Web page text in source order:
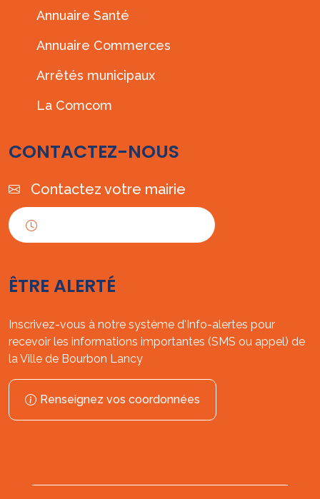
Annuaire Santé
Annuaire Commerces
Arrêtés municipaux
La Comcom
CONTACTEZ-NOUS
Contactez votre mairie
ÊTRE ALERTÉ
Inscrivez-vous à notre système d'Info-alertes pour
recevoir les informations importantes (SMS ou appel) de
la Ville de Bourbon Lancy
Renseignez vos coordonnées